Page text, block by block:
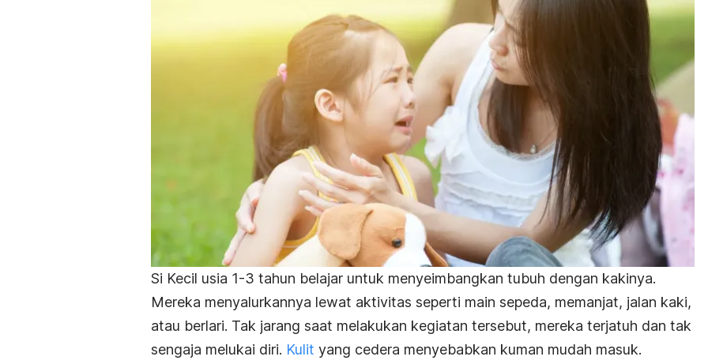
Si Kecil usia 1-3 tahun belajar untuk menyeimbangkan tubuh dengan kakinya.
Mereka menyalurkannya lewat aktivitas seperti main sepeda, memanjat, jalan kaki,
atau berlari. Tak jarang saat melakukan kegiatan tersebut, mereka terjatuh dan tak
sengaja melukai diri. Kulit yang cedera menyebabkan kuman mudah masuk.